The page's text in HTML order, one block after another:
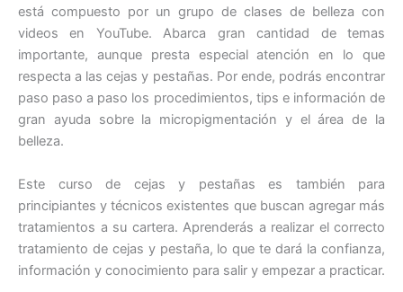
está compuesto por un grupo de clases de belleza con
videos en YouTube. Abarca gran cantidad de temas
importante, aunque presta especial atención en lo que
respecta a las cejas y pestañas. Por ende, podrás encontrar
paso paso a paso los procedimientos, tips e información de
gran ayuda sobre la micropigmentación y el área de la
belleza.
Este curso de cejas y pestañas es también para
principiantes y técnicos existentes que buscan agregar más
tratamientos a su cartera. Aprenderás a realizar el correcto
tratamiento de cejas y pestaña, lo que te dará la confianza,
información y conocimiento para salir y empezar a practicar.